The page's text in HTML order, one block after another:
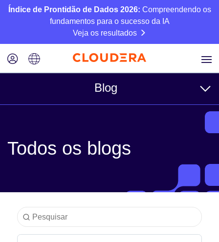
Índice de Prontidão de Dados 2026: Compreendendo os
fundamentos para o sucesso da IA
Veja os resultados
Blog
Negócios
Indústria
Todos os blogs